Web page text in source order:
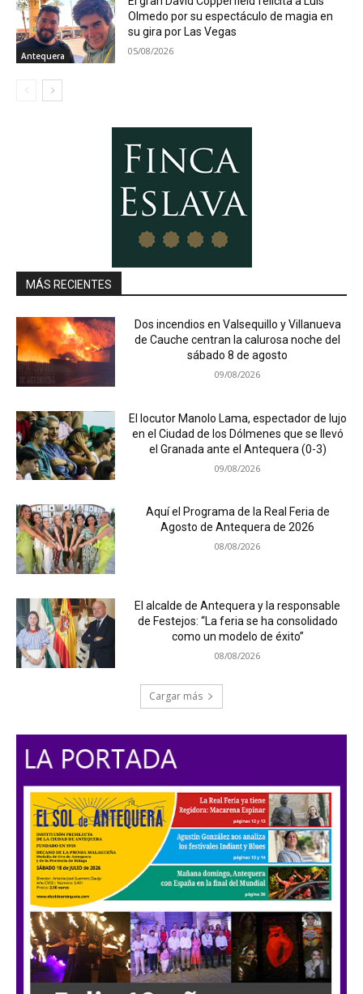
Antequera
Olmedo por su espectáculo de magia en
su gira por Las Vegas
05/08/2026
MÁS RECIENTES
Dos incendios en Valsequillo y Villanueva
de Cauche centran la calurosa noche del
sábado 8 de agosto
09/08/2026
El locutor Manolo Lama, espectador de lujo
en el Ciudad de los Dólmenes que se llevó
el Granada ante el Antequera (0-3)
09/08/2026
Aquí el Programa de la Real Feria de
Agosto de Antequera de 2026
08/08/2026
El alcalde de Antequera y la responsable
de Festejos: “La feria se ha consolidado
como un modelo de éxito”
08/08/2026
Cargar más